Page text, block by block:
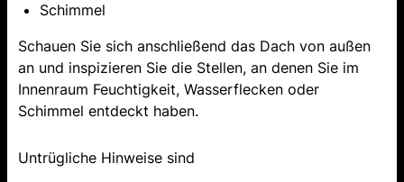
Schimmel
Schauen Sie sich anschließend das Dach von außen
an und inspizieren Sie die Stellen, an denen Sie im
Innenraum Feuchtigkeit, Wasserflecken oder
Schimmel entdeckt haben.
Untrügliche Hinweise sind